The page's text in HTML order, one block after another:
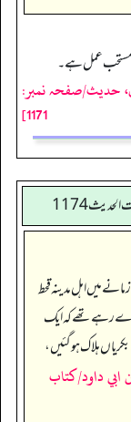
مستحب عمل ہے۔
حدیث/صفحہ نمبر:
1171]
1174
میں اہل مدینہ قحط
دے رہے تھے کہ ایک
ہلاک ہو گئیں،
داود/كتاب